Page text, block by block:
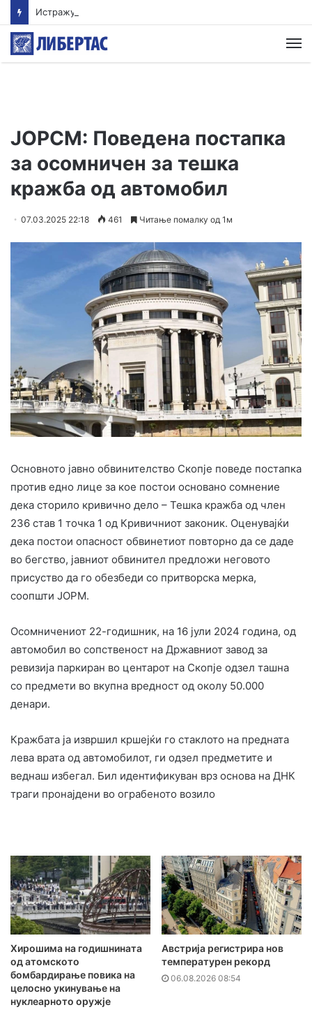
ЈОРСМ: Поведена постапка
за осомничен за тешка
кражба од автомобил
07.03.2025 22:18 461 Читање помалку од 1м
Основното јавно обвинителство Скопје поведе постапка
против едно лице за кое постои основано сомнение
дека сторило кривично дело – Тешка кражба од член
236 став 1 точка 1 од Кривичниот законик. Оценувајќи
дека постои опасност обвинетиот повторно да се даде
во бегство, јавниот обвинител предложи неговото
присуство да го обезбеди со притворска мерка,
соопшти ЈОРМ.
Осомничениот 22-годишник, на 16 јули 2024 година, од
автомобил во сопственост на Државниот завод за
ревизија паркиран во центарот на Скопје одзел ташна
со предмети во вкупна вредност од околу 50.000
денари.
Кражбата ја извршил кршејќи го стаклото на предната
лева врата од автомобилот, ги одзел предметите и
веднаш избегал. Бил идентификуван врз основа на ДНК
траги пронајдени во ограбеното возило
Хирошима на годишнината
од атомското
бомбардирање повика на
целосно укинување на
нуклеарното оружје
Австрија регистрира нов
температурен рекорд
06.08.2026 08:54